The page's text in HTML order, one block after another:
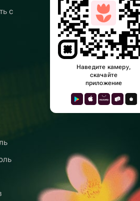
с
Наведите камеру,
скачайте
приложение